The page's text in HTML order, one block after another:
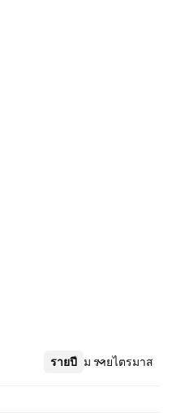
รายปี รายไตรมาส
เพิ่มเติม